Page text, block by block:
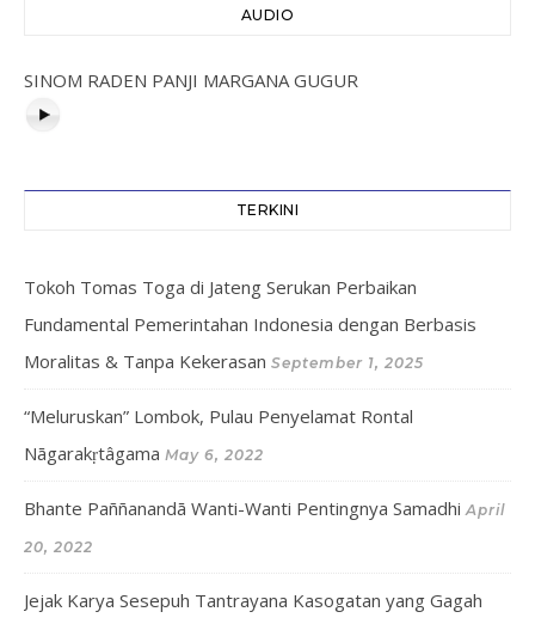
AUDIO
SINOM RADEN PANJI MARGANA GUGUR
TERKINI
Tokoh Tomas Toga di Jateng Serukan Perbaikan
Fundamental Pemerintahan Indonesia dengan Berbasis
Moralitas & Tanpa Kekerasan September 1, 2025
“Meluruskan” Lombok, Pulau Penyelamat Rontal
Nāgarakṛtâgama May 6, 2022
Bhante Paññanandā Wanti-Wanti Pentingnya Samadhi April
20, 2022
Jejak Karya Sesepuh Tantrayana Kasogatan yang Gagah